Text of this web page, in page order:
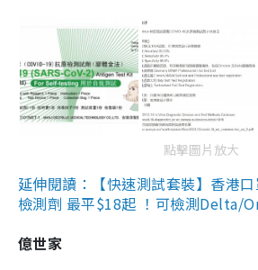
點擊圖片放大
延伸閱讀：【快速測試套裝】香港
檢測劑 最平$18起 ！可檢測Delta/
億世家